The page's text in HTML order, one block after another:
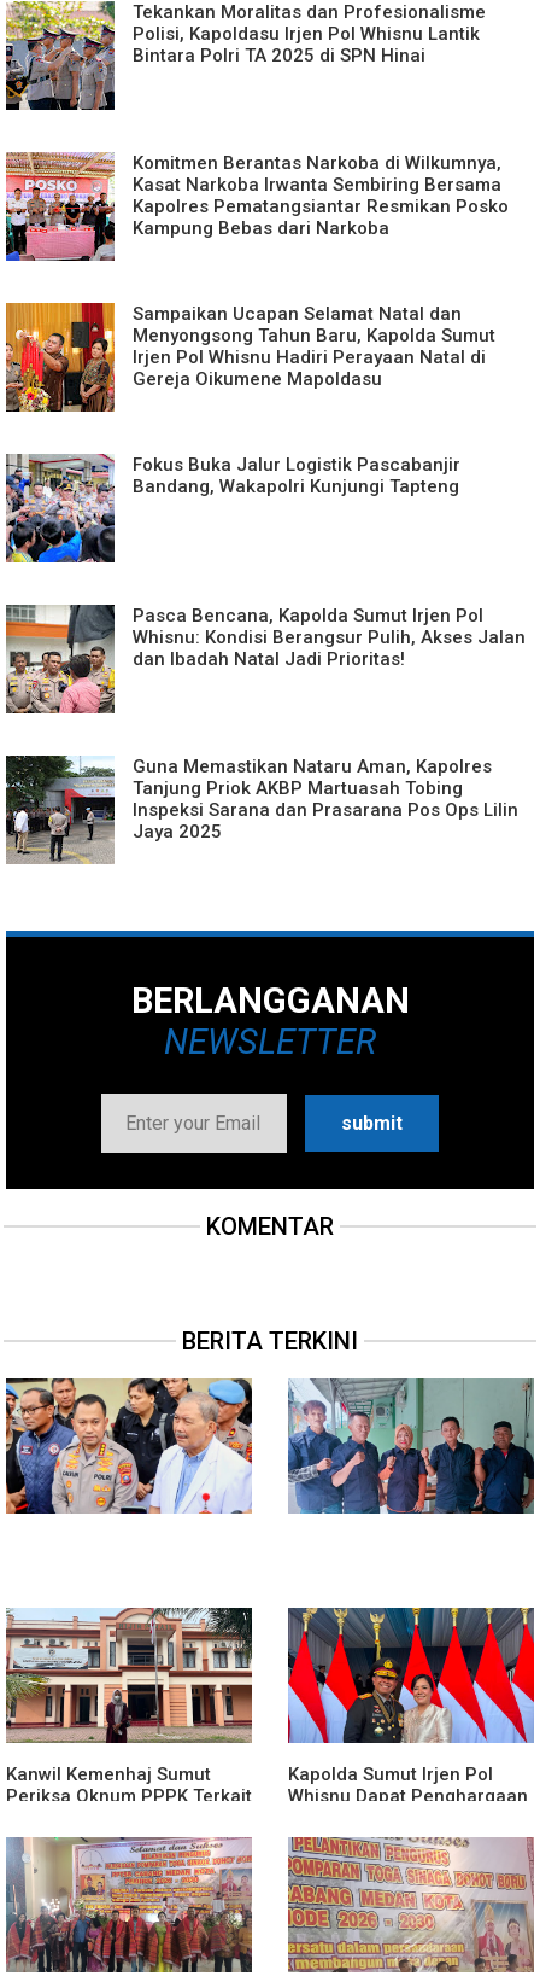
Tekankan Moralitas dan Profesionalisme
Polisi, Kapoldasu Irjen Pol Whisnu Lantik
Bintara Polri TA 2025 di SPN Hinai
Komitmen Berantas Narkoba di Wilkumnya,
Kasat Narkoba Irwanta Sembiring Bersama
Kapolres Pematangsiantar Resmikan Posko
Kampung Bebas dari Narkoba
Sampaikan Ucapan Selamat Natal dan
Menyongsong Tahun Baru, Kapolda Sumut
Irjen Pol Whisnu Hadiri Perayaan Natal di
Gereja Oikumene Mapoldasu
Fokus Buka Jalur Logistik Pascabanjir
Bandang, Wakapolri Kunjungi Tapteng
Pasca Bencana, Kapolda Sumut Irjen Pol
Whisnu: Kondisi Berangsur Pulih, Akses Jalan
dan Ibadah Natal Jadi Prioritas!
Guna Memastikan Nataru Aman, Kapolres
Tanjung Priok AKBP Martuasah Tobing
Inspeksi Sarana dan Prasarana Pos Ops Lilin
Jaya 2025
BERLANGGANAN
NEWSLETTER
KOMENTAR
BERITA TERKINI
Kanwil Kemenhaj Sumut
Periksa Oknum PPPK Terkait
Magang Di Kantor Kemenhaj
Palas
Kapolda Sumut Irjen Pol
Whisnu Dapat Penghargaan
Prabowo Subianto